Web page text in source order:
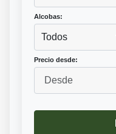
Alcobas:
Todos
Precio desde: